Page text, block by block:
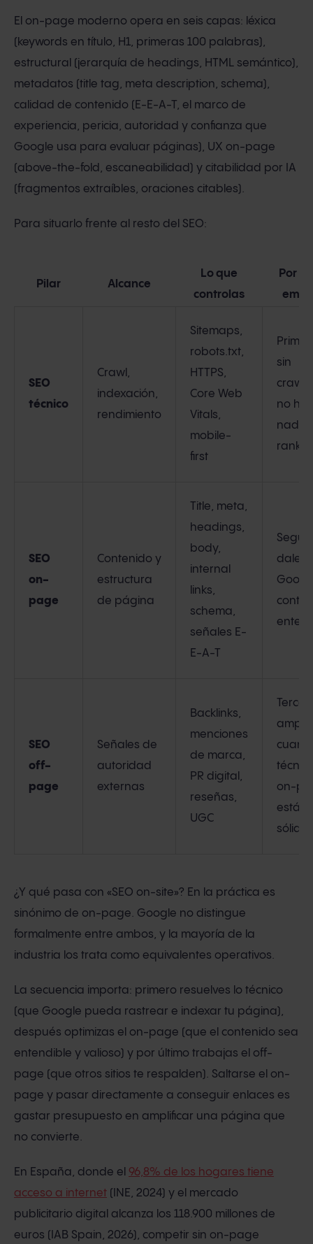
El on-page moderno opera en seis capas: léxica
(keywords en título, H1, primeras 100 palabras),
estructural (jerarquía de headings, HTML semántico),
metadatos (title tag, meta description, schema),
calidad de contenido (E-E-A-T, el marco de
experiencia, pericia, autoridad y confianza que
Google usa para evaluar páginas), UX on-page
(above-the-fold, escaneabilidad) y citabilidad por IA
(fragmentos extraíbles, oraciones citables).
Para situarlo frente al resto del SEO:
Pilar Alcance
Lo que
controlas
Por
SEO
técnico
Crawl,
indexación,
rendimiento
Sitemaps,
robots.txt,
HTTPS,
Core Web
Vitals,
mobile-
first
sin
crawl/
no
nada
SEO
on-
page
Contenido y
estructura
de página
Title, meta,
headings,
body,
internal
links,
schema,
señales E-
E-A-T
dale a
SEO
off-
page
Señales de
autoridad
externas
Backlinks,
menciones
de marca,
PR digital,
reseñas,
UGC
on-
están
sólidos
¿Y qué pasa con «SEO on-site»? En la práctica es
sinónimo de on-page. Google no distingue
formalmente entre ambos, y la mayoría de la
industria los trata como equivalentes operativos.
La secuencia importa: primero resuelves lo técnico
(que Google pueda rastrear e indexar tu página),
después optimizas el on-page (que el contenido sea
entendible y valioso) y por último trabajas el off-
page (que otros sitios te respalden). Saltarse el on-
page y pasar directamente a conseguir enlaces es
gastar presupuesto en amplificar una página que
no convierte.
En España, donde el 96,8% de los hogares tiene
acceso a internet (INE, 2024) y el mercado
publicitario digital alcanza los 118.900 millones de
euros (IAB Spain, 2026), competir sin on-page